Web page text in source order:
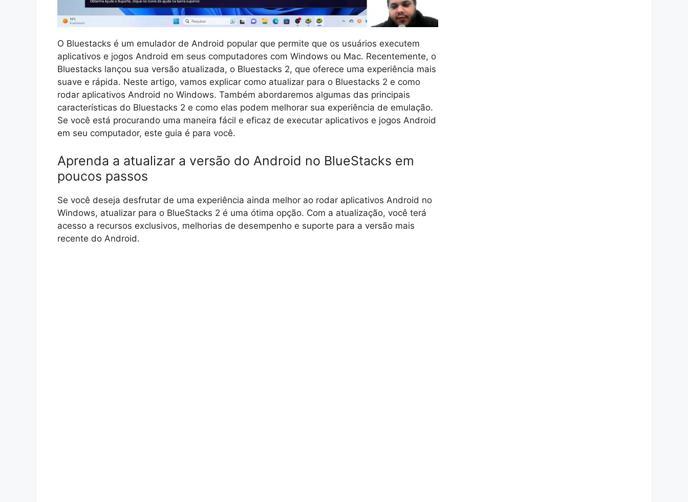
O Bluestacks é um emulador de Android popular que permite que os usuários executem
aplicativos e jogos Android em seus computadores com Windows ou Mac. Recentemente, o
Bluestacks lançou sua versão atualizada, o Bluestacks 2, que oferece uma experiência mais
suave e rápida. Neste artigo, vamos explicar como atualizar para o Bluestacks 2 e como
rodar aplicativos Android no Windows. Também abordaremos algumas das principais
características do Bluestacks 2 e como elas podem melhorar sua experiência de emulação.
Se você está procurando uma maneira fácil e eficaz de executar aplicativos e jogos Android
em seu computador, este guia é para você.
Aprenda a atualizar a versão do Android no BlueStacks em
poucos passos
Se você deseja desfrutar de uma experiência ainda melhor ao rodar aplicativos Android no
Windows, atualizar para o BlueStacks 2 é uma ótima opção. Com a atualização, você terá
acesso a recursos exclusivos, melhorias de desempenho e suporte para a versão mais
recente do Android.